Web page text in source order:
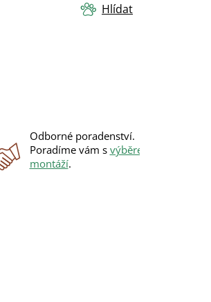
Hlídat
Odborné poradenství.
Poradíme vám s výběrem
montáží.